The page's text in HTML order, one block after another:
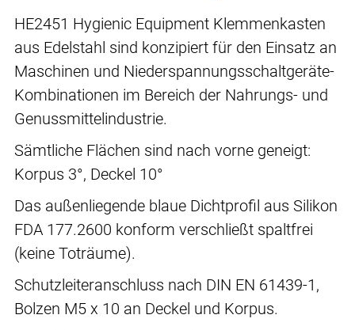
HE2451 Hygienic Equipment Klemmenkasten
aus Edelstahl sind konzipiert für den Einsatz an
Maschinen und Niederspannungsschaltgeräte-
Kombinationen im Bereich der Nahrungs- und
Genussmittelindustrie.
Sämtliche Flächen sind nach vorne geneigt:
Korpus 3°, Deckel 10°
Das außenliegende blaue Dichtprofil aus Silikon
FDA 177.2600 konform verschließt spaltfrei
(keine Toträume).
Schutzleiteranschluss nach DIN EN 61439-1,
Bolzen M5 x 10 an Deckel und Korpus.